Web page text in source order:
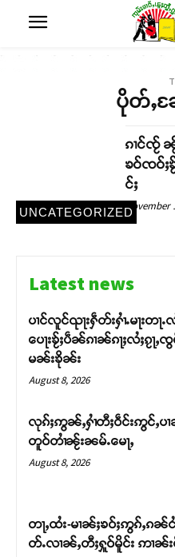
ပိုတ်ႇ
UNCATEGORIZED
ၵၢင်ၸႂ် ၼႂ်
ၶဝ်ၸဝ်ႈ
င်ႈ
November
Latest news
ပၢင်လူင်ၺႃးႁဵတ်းႁၢႆႉမႃးတႃႉ
ပေႃးၶႂ်ႈပဵၼ်ၵၢၼ်ၵႃႈလႆႈၵႂႃႇၸွ
မၼ်းၶိုၼ်း
August 8, 2026
လုၵ်ႈဢွၼ်ႇႁၢႆတီႈဝဵင်းဢွင်ႇပ
တူဝ်တၢႆၼႂ်းၼမ်ႉမေႃႇ
August 8, 2026
တႃႇထႆး-မၢၼ်ႈၶဝ်ႈဢွၵ်ႇၵၼ်
တ်ႉလၢၼ်ႇတီႈႁူဝ်မိူင်း ဢၢၼ်း